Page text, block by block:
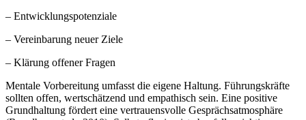
– Entwicklungspotenziale
– Vereinbarung neuer Ziele
– Klärung offener Fragen
Mentale Vorbereitung umfasst die eigene Haltung. Führungskräfte
sollten offen, wertschätzend und empathisch sein. Eine positive
Grundhaltung fördert eine vertrauensvolle Gesprächsatmosphäre